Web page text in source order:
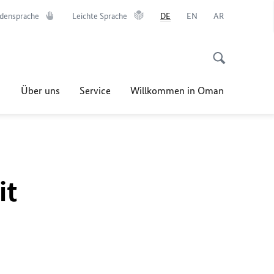
Leichte Sprache DE EN AR
Über uns Service Willkommen in Oman